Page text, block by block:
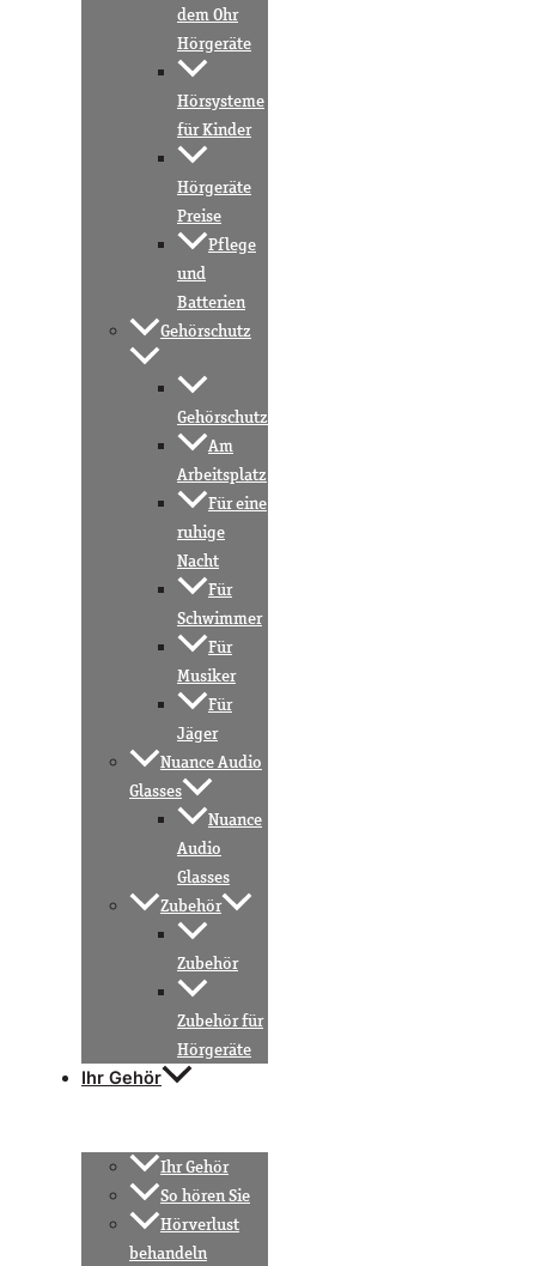
dem Ohr
Hörgeräte
Hörsysteme
für Kinder
Hörgeräte
Preise
Pflege
und
Batterien
Gehörschutz
Gehörschutz
Am
Arbeitsplatz
Für eine
ruhige
Nacht
Für
Schwimmer
Für
Musiker
Für
Jäger
Nuance Audio
Glasses
Nuance
Audio
Glasses
Zubehör
Zubehör
Zubehör für
Hörgeräte
Ihr Gehör
Ihr Gehör
So hören Sie
Hörverlust
behandeln